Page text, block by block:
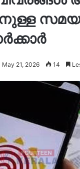
സമയം
May 21, 2026 14